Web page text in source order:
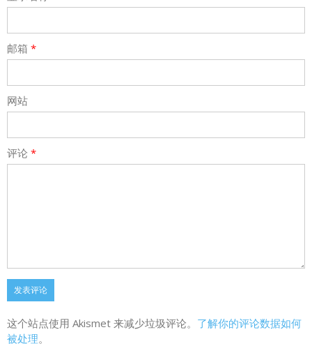
邮箱 *
网站
评论 *
这个站点使用 Akismet 来减少垃圾评论。 了解你的评论数据如何
被处理。